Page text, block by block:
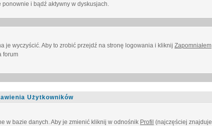
i bądź aktywny w dyskusjach.
je wyczyścić. Aby to zrobić przejdź na stronę logowania i kliknij Zapomniałem
forum
Użytkowników
w bazie danych. Aby je zmienić kliknij w odnośnik Profil (najczęściej znajduje